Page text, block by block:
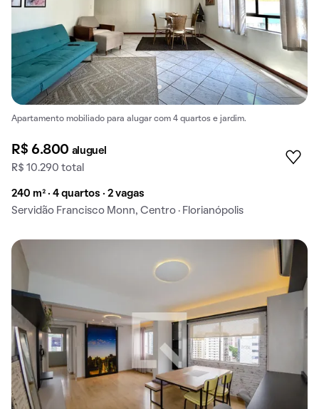
Apartamento mobiliado para alugar com 4 quartos e jardim.
R$ 6.800 aluguel
R$ 10.290 total
240 m² · 4 quartos · 2 vagas
Servidão Francisco Monn, Centro · Florianópolis